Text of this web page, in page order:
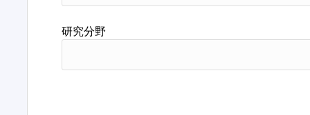
研究分野